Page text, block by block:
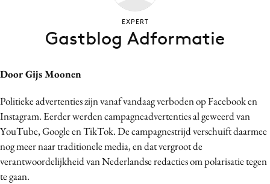
Campagnes
Customer Experience
Data & Insights
Design
Digital transformation
Diversiteit
Door Gijs Moonen
Politieke advertenties zijn vanaf vandaag verboden op Facebook en
Instagram. Eerder werden campagneadvertenties al geweerd van
YouTube, Google en TikTok. De campagnestrijd verschuift daarmee
nog meer naar traditionele media, en dat vergroot de
verantwoordelijkheid van Nederlandse redacties om polarisatie tegen
te gaan.
EXPERT
Gastblog Adformatie